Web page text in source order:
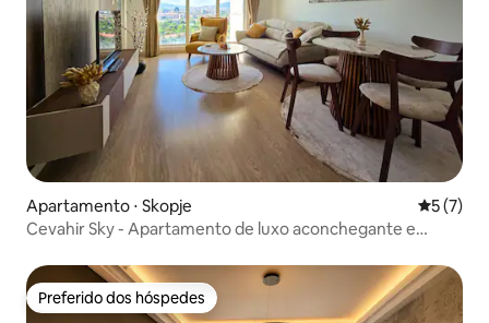
Apartamento ⋅ Skopje 5 de
5 (7)
Cevahir Sky - Apartamento de luxo aconchegante e
Preferido dos hóspedes
Preferido dos hóspedes